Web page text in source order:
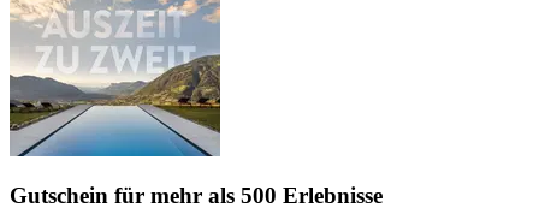
Gutschein für mehr als 500 Erlebnisse